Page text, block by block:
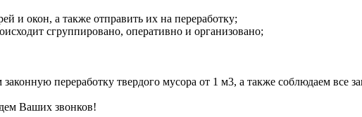
и окон, а также отправить их на переработку;
сгруппировано, оперативно и организовано;
переработку твердого мусора от 1 м3, а также соблюдаем
Ваших звонков!